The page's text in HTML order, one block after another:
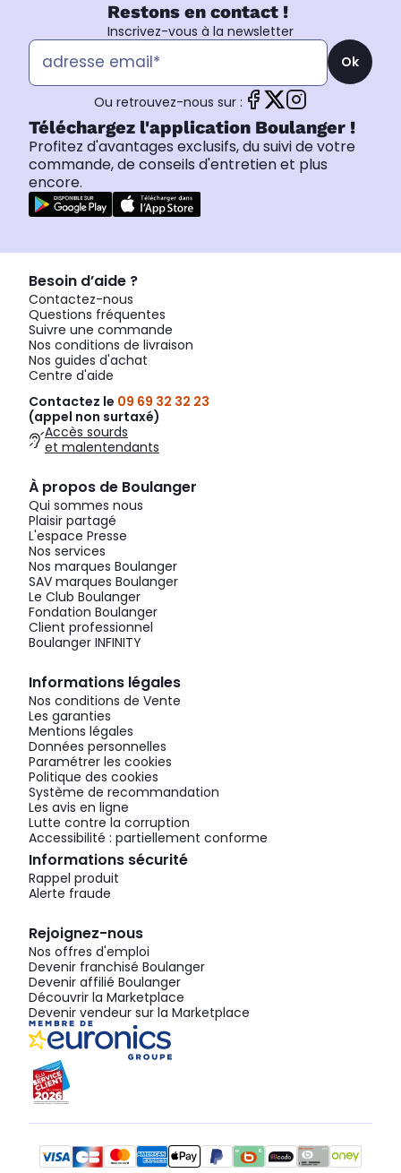
Restons en contact !
Inscrivez-vous à la newsletter
Ok
Ou retrouvez-nous sur :
Téléchargez l'application Boulanger !
Profitez d'avantages exclusifs, du suivi de votre
commande, de conseils d'entretien et plus
encore.
Besoin d’aide ?
Contactez-nous
Questions fréquentes
Suivre une commande
Nos conditions de livraison
Nos guides d'achat
Centre d'aide
Contactez le 09 69 32 32 23
(appel non surtaxé)
Accès sourds
et malentendants
À propos de Boulanger
Qui sommes nous
Plaisir partagé
L'espace Presse
Nos services
Nos marques Boulanger
SAV marques Boulanger
Le Club Boulanger
Fondation Boulanger
Client professionnel
Boulanger INFINITY
Informations légales
Nos conditions de Vente
Les garanties
Mentions légales
Données personnelles
Paramétrer les cookies
Politique des cookies
Système de recommandation
Les avis en ligne
Lutte contre la corruption
Accessibilité : partiellement conforme
Informations sécurité
Rappel produit
Alerte fraude
Rejoignez-nous
Nos offres d'emploi
Devenir franchisé Boulanger
Devenir affilié Boulanger
Découvrir la Marketplace
Devenir vendeur sur la Marketplace